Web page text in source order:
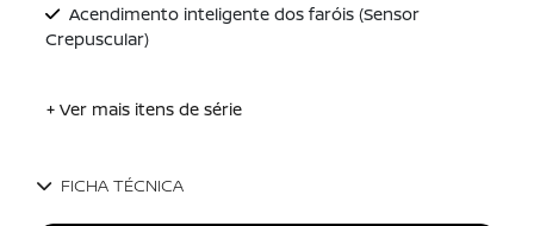
Acendimento inteligente dos faróis (Sensor
Crepuscular)
+ Ver mais itens de série
FICHA TÉCNICA